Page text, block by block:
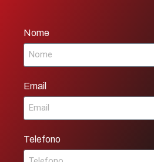
Nome
Email
Telefono